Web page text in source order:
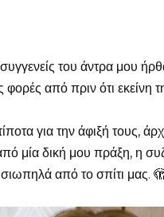
του άντρα μου
φορές από πριν ότι
για την άφιξή τους,
μία δική μου πράξη, η
από το σπίτι μας.